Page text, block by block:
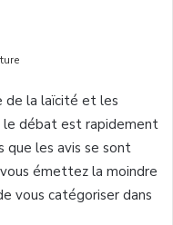
de la laïcité et les
le débat est rapidement
que les avis se sont
émettez la moindre
vous catégoriser dans